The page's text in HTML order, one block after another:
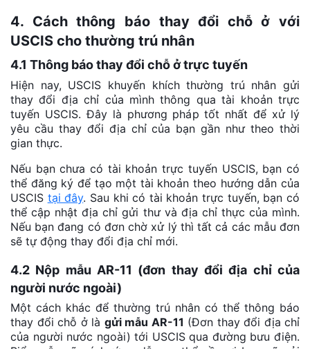
4. Cách thông báo thay đổi chỗ ở với
USCIS cho thường trú nhân
4.1 Thông báo thay đổi chỗ ở trực tuyến
Hiện nay, USCIS khuyến khích thường trú nhân gửi
thay đổi địa chỉ của mình thông qua tài khoản trực
tuyến USCIS. Đây là phương pháp tốt nhất để xử lý
yêu cầu thay đổi địa chỉ của bạn gần như theo thời
gian thực.
Nếu bạn chưa có tài khoản trực tuyến USCIS, bạn có
thể đăng ký để tạo một tài khoản theo hướng dẫn của
USCIS tại đây. Sau khi có tài khoản trực tuyến, bạn có
thể cập nhật địa chỉ gửi thư và địa chỉ thực của mình.
Nếu bạn đang có đơn chờ xử lý thì tất cả các mẫu đơn
sẽ tự động thay đổi địa chỉ mới.
4.2 Nộp mẫu AR-11 (đơn thay đổi địa chỉ của
người nước ngoài)
Một cách khác để thường trú nhân có thể thông báo
thay đổi chỗ ở là gửi mẫu AR-11 (Đơn thay đổi địa chỉ
của người nước ngoài) tới USCIS qua đường bưu điện.